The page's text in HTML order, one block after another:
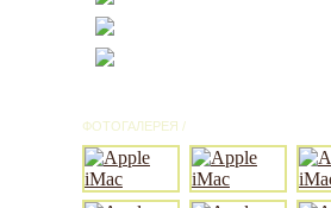
ФОТОГАЛЕРЕЯ /